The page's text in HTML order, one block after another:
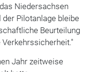
Niedersachsen
Pilotanlage bleibe
Beurteilung
Jahr zeitweise